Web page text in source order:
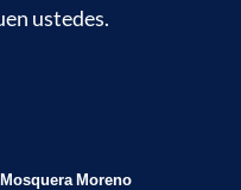
ustedes.
Moreno